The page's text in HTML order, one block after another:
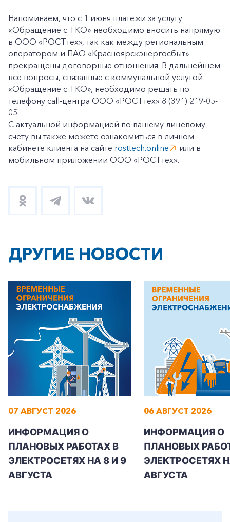
Частным клиентам
Корпоративным клиентам
Напоминаем, что с 1 июня платежи за услугу
«Обращение с ТКО» необходимо вносить напрямую
в ООО «РОСТтех», так как между региональным
оператором и ПАО «Красноярскэнергосбыт»
прекращены договорные отношения. В дальнейшем
все вопросы, связанные с коммунальной услугой
«Обращение с ТКО», необходимо решать по
телефону call-центра ООО «РОСТтех» 8 (391) 219-05-
05.
С актуальной информацией по вашему лицевому
счету вы также можете ознакомиться в личном
кабинете клиента на сайте rosttech.online
или в
мобильном приложении ООО «РОСТтех».
ДРУГИЕ НОВОСТИ
07 АВГУСТ 2026
ИНФОРМАЦИЯ О
ПЛАНОВЫХ РАБОТАХ В
ЭЛЕКТРОСЕТЯХ НА 8 И 9
АВГУСТА
06 АВГУСТ 2026
ИНФОРМАЦИЯ О
ПЛАНОВЫХ
ЭЛЕКТРОСЕТЯХ
АВГУСТА